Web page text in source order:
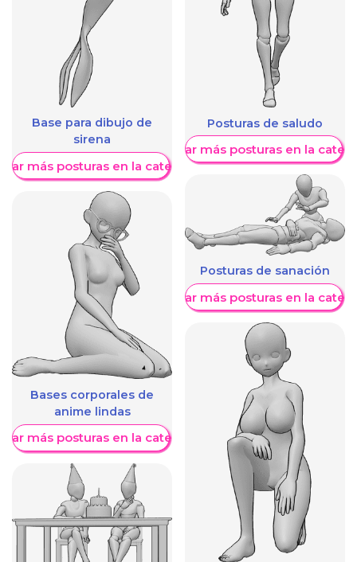
Base para dibujo de
sirena
más posturas en la categoría
Bases corporales de
anime lindas
más posturas en la categoría
Posturas de saludo
Mostrar más posturas en la
Posturas de sanación
Mostrar más posturas en la